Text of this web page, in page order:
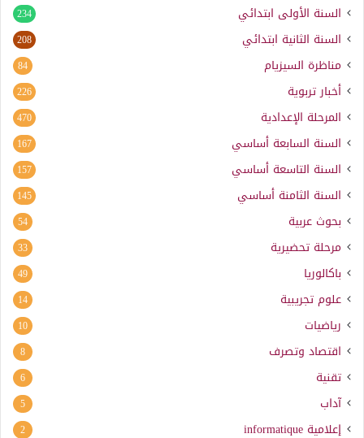
السنة الأولى ابتدائي 234
السنة الثانية ابتدائي 208
مناظرة السيزيام 84
أخبار تربوية 226
المرحلة الإعدادية 470
السنة السابعة أساسي 167
السنة التاسعة أساسي 157
السنة الثامنة أساسي 145
بحوث عربية 54
مرحلة تحضيرية 33
باكالوريا 49
علوم تجريبية 14
رياضيات 10
اقتصاد وتصرف 8
تقنية 6
آداب 5
إعلامية informatique
2